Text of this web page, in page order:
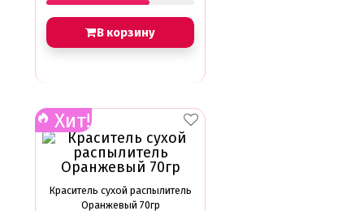
В корзину
Хит!
Краситель сухой распылитель
Оранжевый 70гр